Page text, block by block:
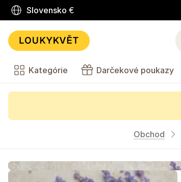
Slovensko €
Kategórie Darčekové poukazy
Obchod